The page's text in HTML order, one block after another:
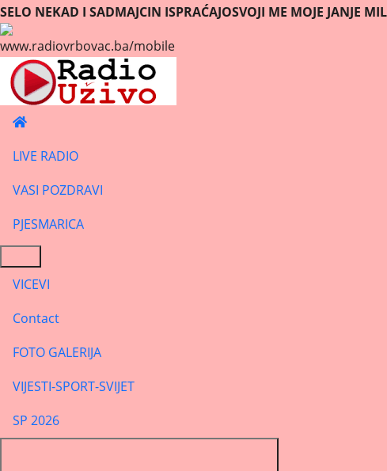
SELO NEKAD I SADMAJCIN ISPRAĆAJOSVOJI ME MOJE JANJE
LIVE RADIO
VASI POZDRAVI
PJESMARICA
VICEVI
Contact
FOTO GALERIJA
VIJESTI-SPORT-SVIJET
SP 2026